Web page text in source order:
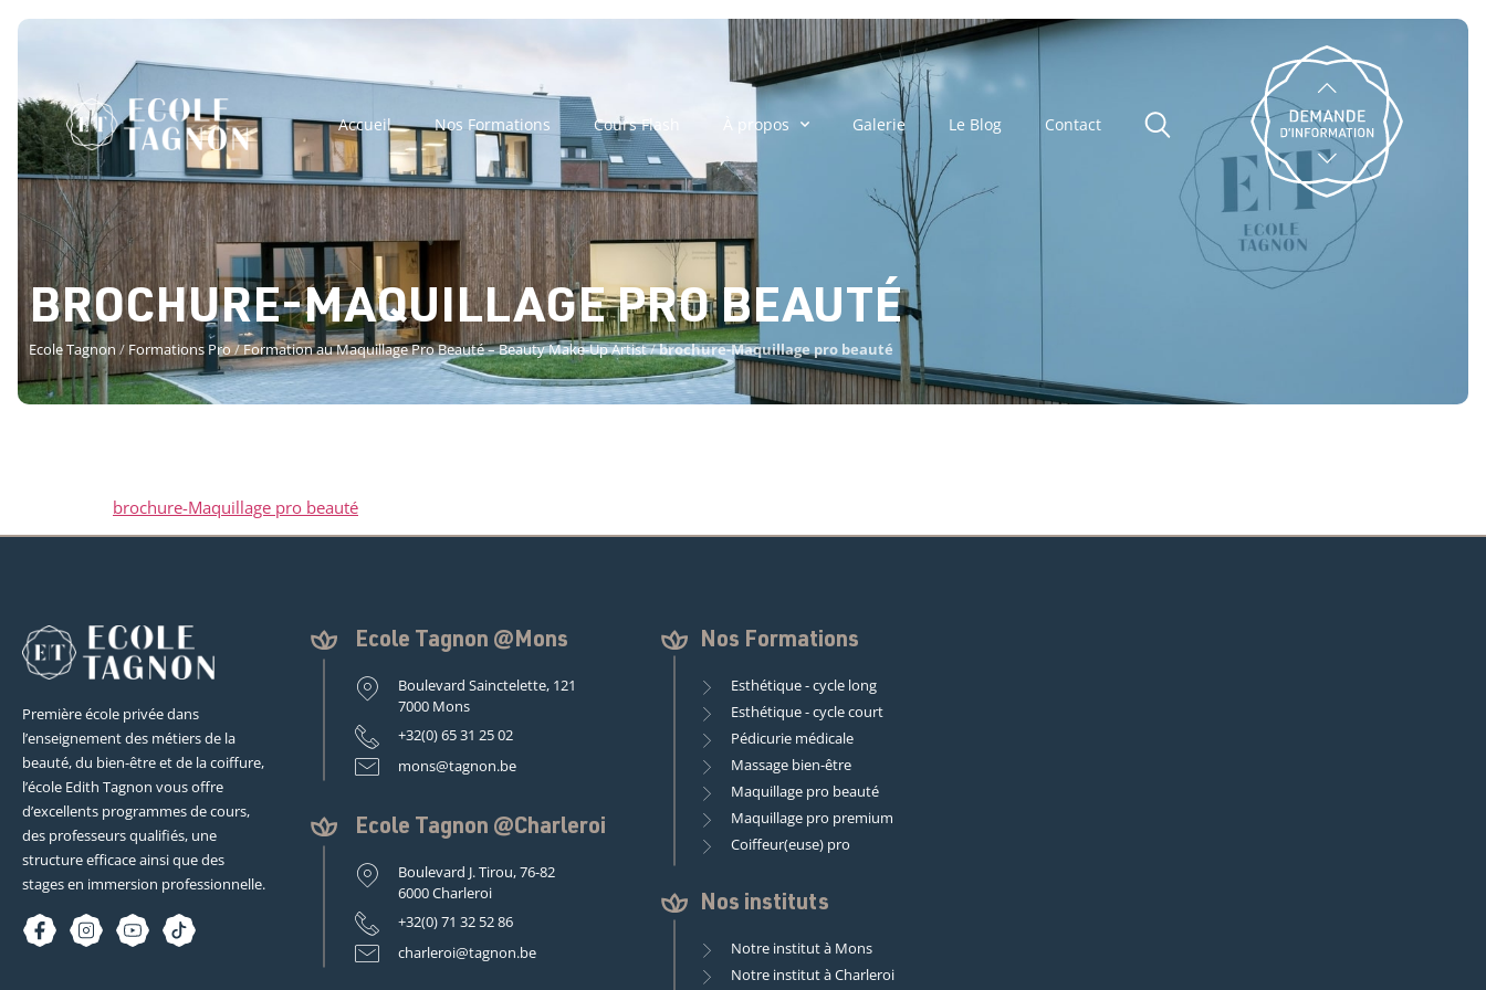
Accueil Nos Formations Cours Flash À propos Galerie Le Blog Contact
BROCHURE-MAQUILLAGE PRO BEAUTÉ
Ecole Tagnon / Formations Pro/Formation au Maquillage Pro Beauté – Beauty Make-Up Artist/brochure-Maquillage pro beauté
brochure-Maquillage pro beauté
Première école privée dans
l’enseignement des métiers de la
beauté, du bien-être et de la coiffure,
l’école Edith Tagnon vous offre
d’excellents programmes de cours,
des professeurs qualifiés, une
structure efficace ainsi que des
stages en immersion professionnelle.
Ecole Tagnon @Mons
Boulevard Sainctelette, 121
7000 Mons
+32(0) 65 31 25 02
mons@tagnon.be
Ecole Tagnon @Charleroi
Boulevard J. Tirou, 76-82
6000 Charleroi
+32(0) 71 32 52 86
charleroi@tagnon.be
Nos Formations
Esthétique - cycle long
Esthétique - cycle court
Pédicurie médicale
Massage bien-être
Maquillage pro beauté
Maquillage pro premium
Coiffeur(euse) pro
Nos instituts
Notre institut à Mons
Notre institut à Charleroi